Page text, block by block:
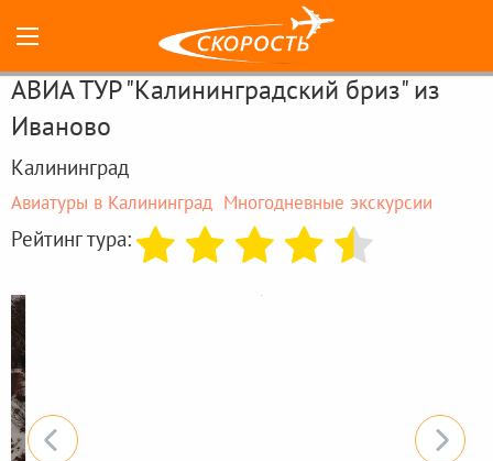
АВИА ТУР "Калининградский бриз" из
Иваново
Калининград
Авиатуры в Калининград Многодневные экскурсии
Рейтинг тура: